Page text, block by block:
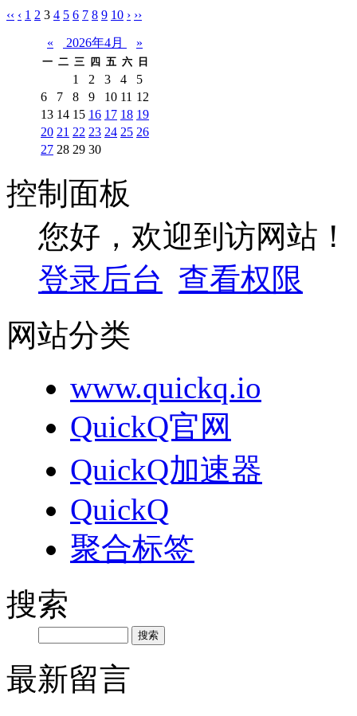
‹‹ ‹ 1 2 3 4 5 6 7 8 9 10 › ››
« 2026年4月 »
一 二 三 四 五 六 日
1 2 3 4
5
6
7 8 9 10 11 12
13 14 15 16 17 18 19
20 21 22 23 24 25 26
27 28 29 30
控制面板
您好，欢迎到访网站！
登录后台 查看权限
网站分类
www.quickq.io
QuickQ官网
QuickQ加速器
QuickQ
聚合标签
搜索
最新留言